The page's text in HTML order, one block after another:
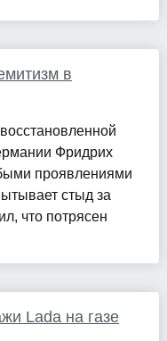
в
Фридрих
проявлениями
стыд за
что потрясен
Lada на газе